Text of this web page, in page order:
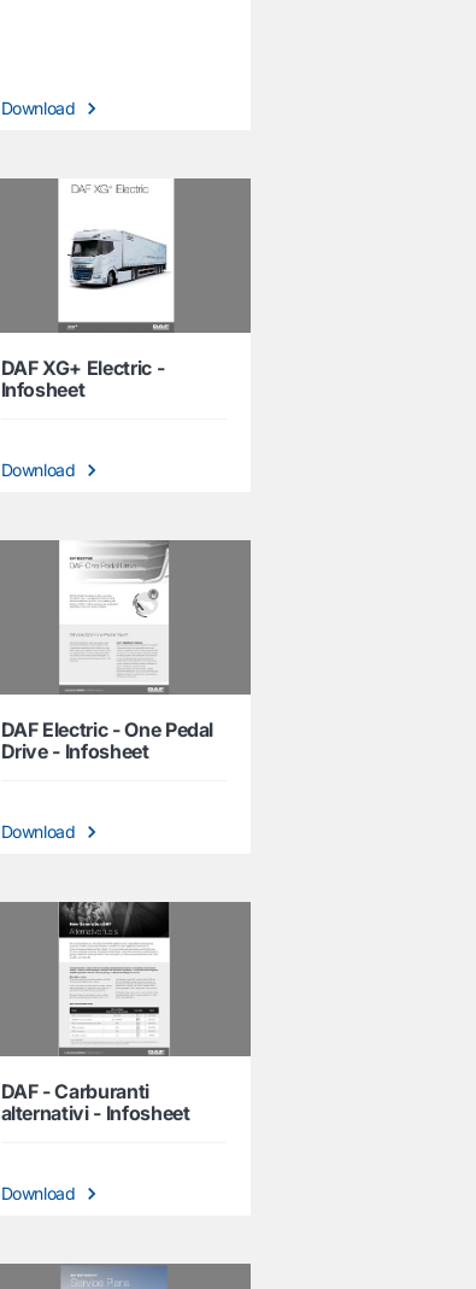
Download
DAF XG+ Electric -
Infosheet
Download
DAF Electric - One Pedal
Drive - Infosheet
Download
DAF - Carburanti
alternativi - Infosheet
Download